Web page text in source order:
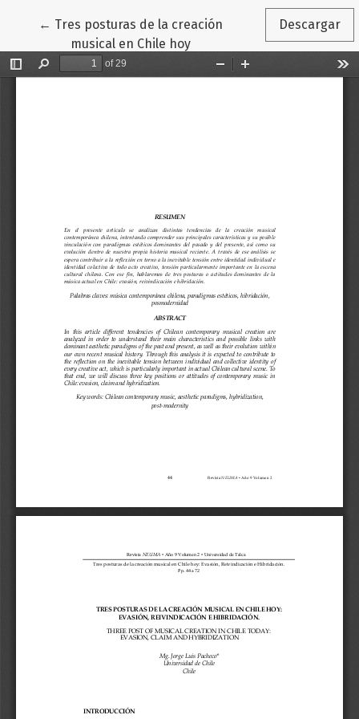
← Volver a los detalles del artículo
Tres posturas de la creación
musical en Chile hoy
Descargar